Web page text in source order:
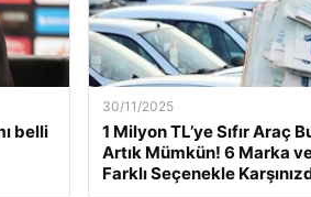
belli
30/11/2025
1 Milyon TL’ye Sıfır Araç
Artık Mümkün! 6 Marka
Farklı Seçenekle